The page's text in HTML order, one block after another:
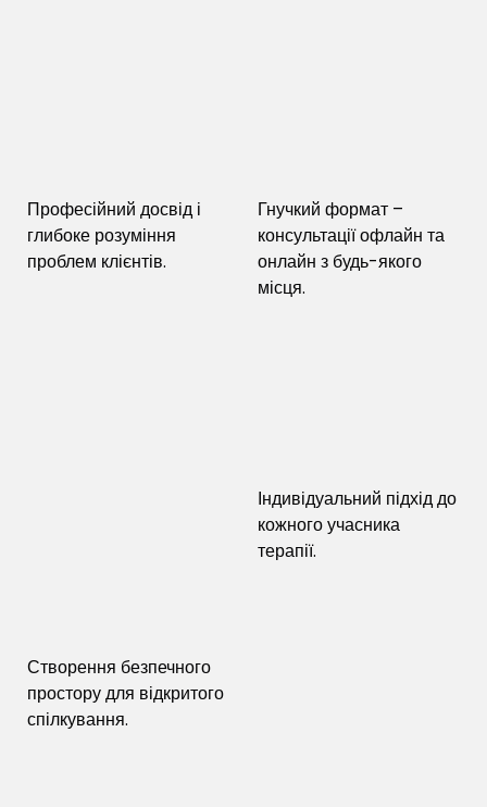
Професійний досвід і
глибоке розуміння
проблем клієнтів.
Гнучкий формат –
консультації офлайн та
онлайн з будь-якого
місця.
Створення безпечного
простору для відкритого
спілкування.
Індивідуальний підхід до
кожного учасника
терапії.